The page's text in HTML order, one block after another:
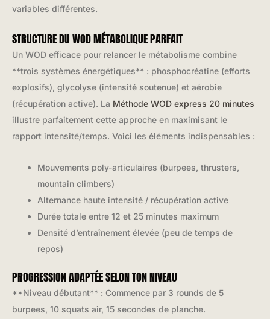
variables différentes.
STRUCTURE DU WOD MÉTABOLIQUE PARFAIT
Un WOD efficace pour relancer le métabolisme combine
**trois systèmes énergétiques** : phosphocréatine (efforts
explosifs), glycolyse (intensité soutenue) et aérobie
(récupération active). La Méthode WOD express 20 minutes
illustre parfaitement cette approche en maximisant le
rapport intensité/temps. Voici les éléments indispensables :
Mouvements poly-articulaires (burpees, thrusters,
mountain climbers)
Alternance haute intensité / récupération active
Durée totale entre 12 et 25 minutes maximum
Densité d’entraînement élevée (peu de temps de
repos)
PROGRESSION ADAPTÉE SELON TON NIVEAU
**Niveau débutant** : Commence par 3 rounds de 5
burpees, 10 squats air, 15 secondes de planche.